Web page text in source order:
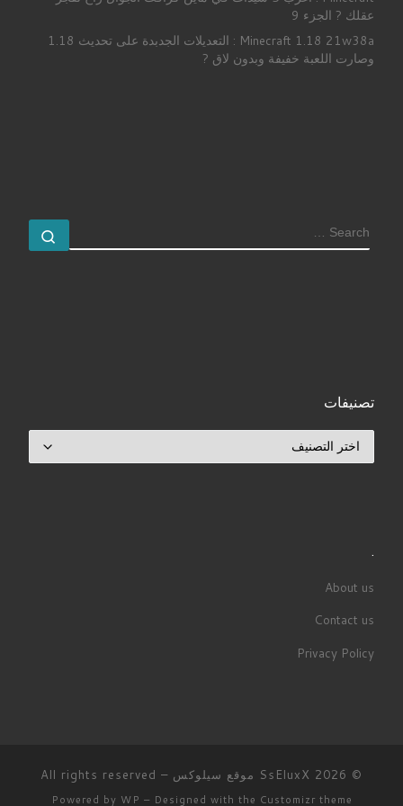
عقلك ? الجزء 9
Minecraft 1.18 21w38a : التعديلات الجدبدة على تحديث 1.18
وصارت اللعبة خفيفة وبدون لاق ?
SEARCH
تصنيفات
.
About us
Contact us
Privacy Policy
© 2026 SsEluxX موقع سيلوكس – All rights reserved
Powered by WP – Designed with the Customizr theme